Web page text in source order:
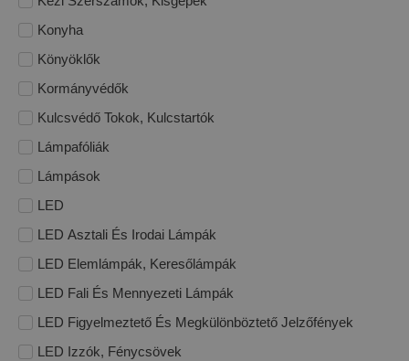
Konyha
Könyöklők
Kormányvédők
Kulcsvédő Tokok, Kulcstartók
Lámpafóliák
Lámpások
LED
LED Asztali És Irodai Lámpák
LED Elemlámpák, Keresőlámpák
LED Fali És Mennyezeti Lámpák
LED Figyelmeztető És Megkülönböztető Jelzőfények
LED Izzók, Fénycsövek